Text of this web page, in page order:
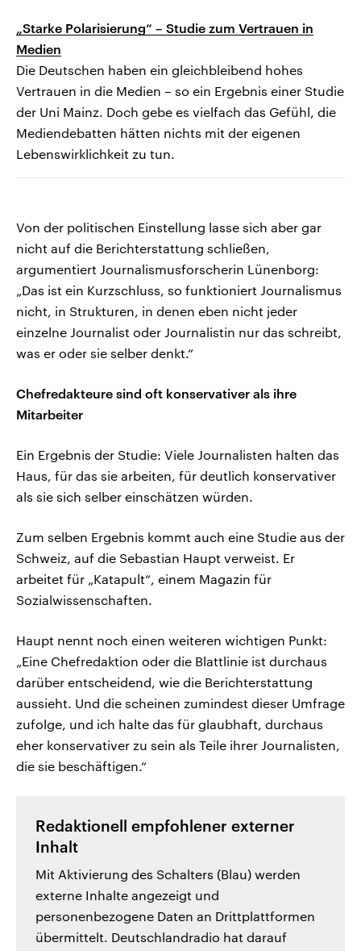
„Starke Polarisierung“ – Studie zum Vertrauen in
Medien
Die Deutschen haben ein gleichbleibend hohes
Vertrauen in die Medien – so ein Ergebnis einer Studie
der Uni Mainz. Doch gebe es vielfach das Gefühl, die
Mediendebatten hätten nichts mit der eigenen
Lebenswirklichkeit zu tun.
Von der politischen Einstellung lasse sich aber gar
nicht auf die Berichterstattung schließen,
argumentiert Journalismusforscherin Lünenborg:
„Das ist ein Kurzschluss, so funktioniert Journalismus
nicht, in Strukturen, in denen eben nicht jeder
einzelne Journalist oder Journalistin nur das schreibt,
was er oder sie selber denkt.“
Chefredakteure sind oft konservativer als ihre
Mitarbeiter
Ein Ergebnis der Studie: Viele Journalisten halten das
Haus, für das sie arbeiten, für deutlich konservativer
als sie sich selber einschätzen würden.
Zum selben Ergebnis kommt auch eine Studie aus der
Schweiz, auf die Sebastian Haupt verweist. Er
arbeitet für „Katapult“, einem Magazin für
Sozialwissenschaften.
Haupt nennt noch einen weiteren wichtigen Punkt:
„Eine Chefredaktion oder die Blattlinie ist durchaus
darüber entscheidend, wie die Berichterstattung
aussieht. Und die scheinen zumindest dieser Umfrage
zufolge, und ich halte das für glaubhaft, durchaus
eher konservativer zu sein als Teile ihrer Journalisten,
die sie beschäftigen.“
Redaktionell empfohlener externer
Inhalt
Mit Aktivierung des Schalters (Blau) werden
externe Inhalte angezeigt und
personenbezogene Daten an Drittplattformen
übermittelt. Deutschlandradio hat darauf